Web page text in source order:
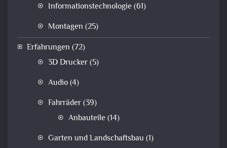
Informationstechnologie (61)
Montagen (25)
Erfahrungen (72)
3D Drucker(5)
Audio(4)
Fahrräder(39)
Anbauteile (14)
Garten und Landschaftsbau (1)